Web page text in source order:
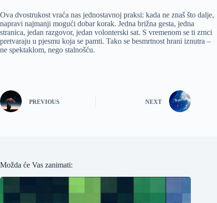
Ova dvostrukost vraća nas jednostavnoj praksi: kada ne znaš što dalje,
napravi najmanji mogući dobar korak. Jedna brižna gesta, jedna
stranica, jedan razgovor, jedan volonterski sat. S vremenom se ti zrnci
pretvaraju u pjesmu koja se pamti. Tako se besmrtnost hrani iznutra –
ne spektaklom, nego stalnošću.
PREVIOUS NEXT
Možda će Vas zanimati: